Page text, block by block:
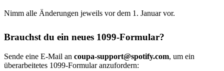
Nimm alle Änderungen jeweils vor dem 1. Januar vor.
Brauchst du ein neues 1099-Formular?
Sende eine E-Mail an coupa-support@spotify.com, um ein
überarbeitetes 1099-Formular anzufordern: